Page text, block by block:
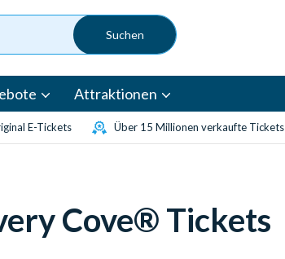
Attraktionen
E-Tickets Über 15 Millionen verkaufte Tickets
Cove® Tickets